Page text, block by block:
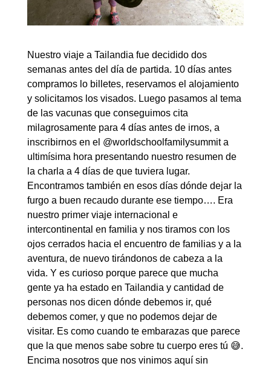
Nuestro viaje a Tailandia fue decidido dos
semanas antes del día de partida. 10 días antes
compramos lo billetes, reservamos el alojamiento
y solicitamos los visados. Luego pasamos al tema
de las vacunas que conseguimos cita
milagrosamente para 4 días antes de irnos, a
inscribirnos en el @worldschoolfamilysummit a
ultimísima hora presentando nuestro resumen de
la charla a 4 días de que tuviera lugar.
Encontramos también en esos días dónde dejar la
furgo a buen recaudo durante ese tiempo…. Era
nuestro primer viaje internacional e
intercontinental en familia y nos tiramos con los
ojos cerrados hacia el encuentro de familias y a la
aventura, de nuevo tirándonos de cabeza a la
vida. Y es curioso porque parece que mucha
gente ya ha estado en Tailandia y cantidad de
personas nos dicen dónde debemos ir, qué
debemos comer, y que no podemos dejar de
visitar. Es como cuando te embarazas que parece
que la que menos sabe sobre tu cuerpo eres tú 😅.
Encima nosotros que nos vinimos aquí sin